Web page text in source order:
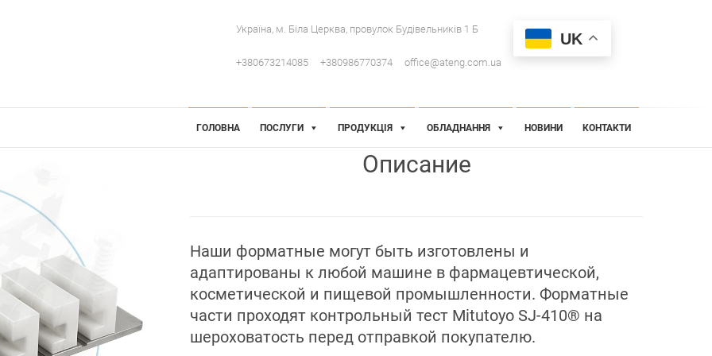
UK
Україна, м. Біла Церква, провулок Будівельників 1 Б
+380673214085 +380986770374 office@ateng.com.ua
ГОЛОВНА ПОСЛУГИ ПРОДУКЦІЯ ОБЛАДНАННЯ НОВИНИ КОНТАКТИ
Описание
Наши форматные могут быть изготовлены и
адаптированы к любой машине в фармацевтической,
косметической и пищевой промышленности. Форматные
части проходят контрольный тест Mitutoyo SJ-410® на
шероховатость перед отправкой покупателю.